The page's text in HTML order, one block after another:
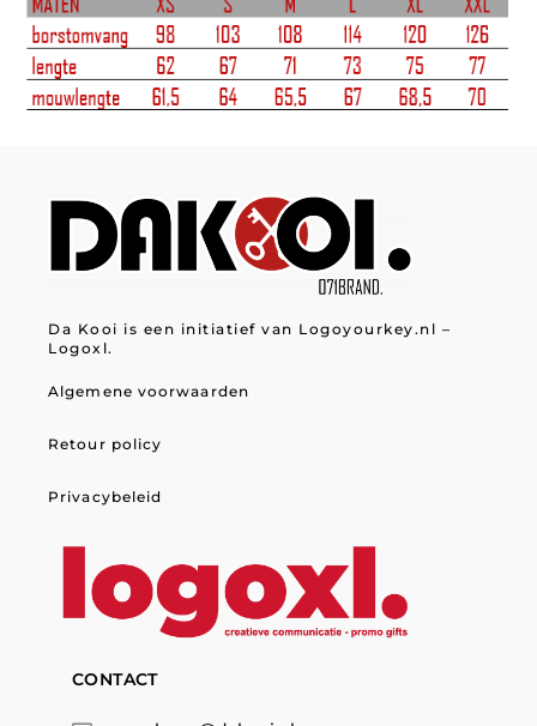
Da Kooi is een initiatief van Logoyourkey.nl –
Logoxl.
Algemene voorwaarden
Retour policy
Privacybeleid
CONTACT